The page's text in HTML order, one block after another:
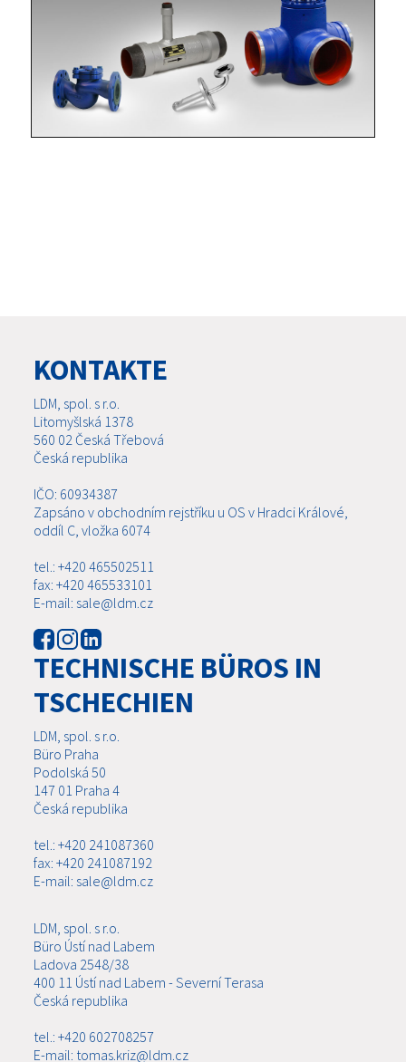
KONTAKTE
LDM, spol. s r.o.
Litomyšlská 1378
560 02 Česká Třebová
Česká republika
IČO: 60934387
Zapsáno v obchodním rejstříku u OS v Hradci Králové,
oddíl C, vložka 6074
tel.: +420 465502511
fax: +420 465533101
E-mail: sale@ldm.cz
TECHNISCHE BÜROS IN
TSCHECHIEN
LDM, spol. s r.o.
Büro Praha
Podolská 50
147 01 Praha 4
Česká republika
tel.: +420 241087360
fax: +420 241087192
E-mail: sale@ldm.cz
LDM, spol. s r.o.
Büro Ústí nad Labem
Ladova 2548/38
400 11 Ústí nad Labem - Severní Terasa
Česká republika
tel.: +420 602708257
E-mail: tomas.kriz@ldm.cz